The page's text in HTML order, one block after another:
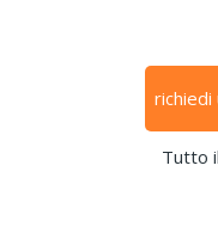
richiedi
Tutto